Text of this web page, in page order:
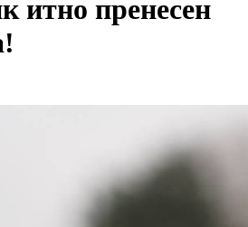
итно пренесен